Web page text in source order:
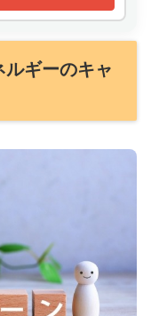
ギーのキャ